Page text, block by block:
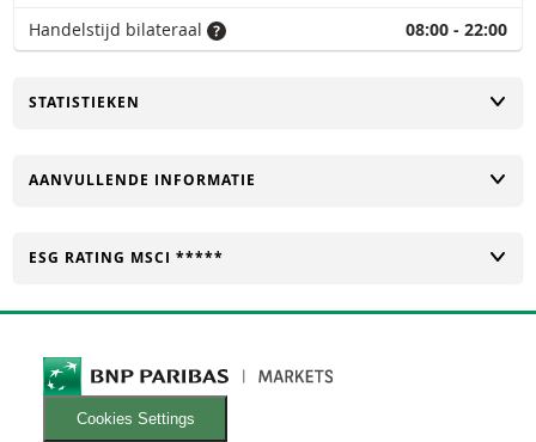
Handelstijd bilateraal
08:00 - 22:00
TOGGLE
STATISTIEKEN
TOGGLE
AANVULLENDE INFORMATIE
TOGGLE
ESG RATING MSCI *****
Cookies Settings